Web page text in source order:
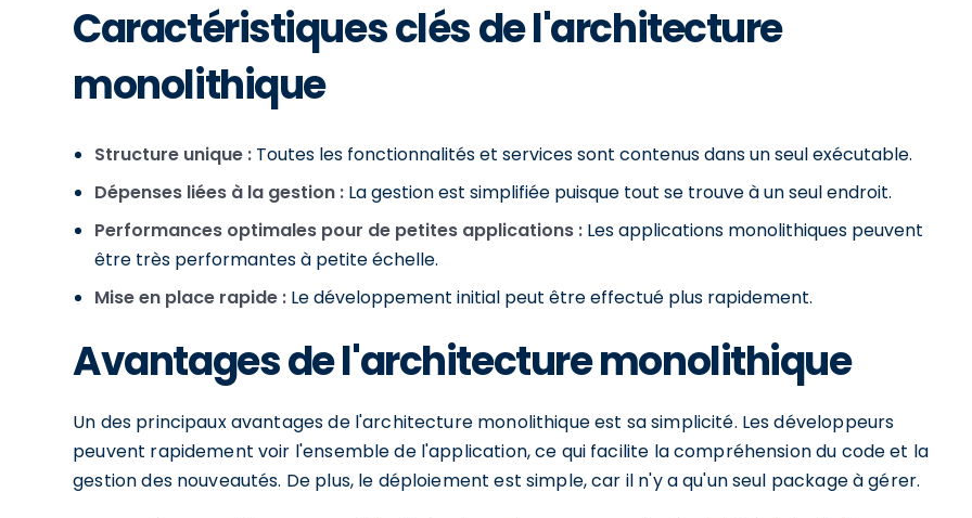
Caractéristiques clés de l'architecture
monolithique
Structure unique : Toutes les fonctionnalités et services sont contenus dans un seul exécutable.
Dépenses liées à la gestion : La gestion est simplifiée puisque tout se trouve à un seul endroit.
Performances optimales pour de petites applications : Les applications monolithiques peuvent
être très performantes à petite échelle.
Mise en place rapide : Le développement initial peut être effectué plus rapidement.
Avantages de l'architecture monolithique
Un des principaux avantages de l'architecture monolithique est sa simplicité. Les développeurs
peuvent rapidement voir l'ensemble de l'application, ce qui facilite la compréhension du code et la
gestion des nouveautés. De plus, le déploiement est simple, car il n'y a qu'un seul package à gérer.